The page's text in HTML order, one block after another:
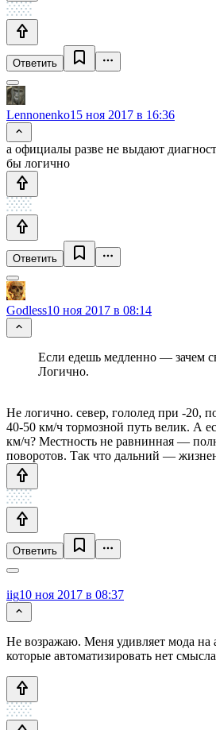
Ответить
Lennonenko15 ноя 2017 в 16:36
а официалы разве не выдают
бы логично
Ответить
Godless10 ноя 2017 в 08:14
Если едешь медленно — зачем
Логично.
Не логично. север, гололед при -20,
40-50 км/ч тормозной путь велик. А
км/ч? Местность не равнинная —
поворотов. Так что дальний —
Ответить
iig10 ноя 2017 в 08:37
Не возражаю. Меня удивляет мода на
которые автоматизировать нет